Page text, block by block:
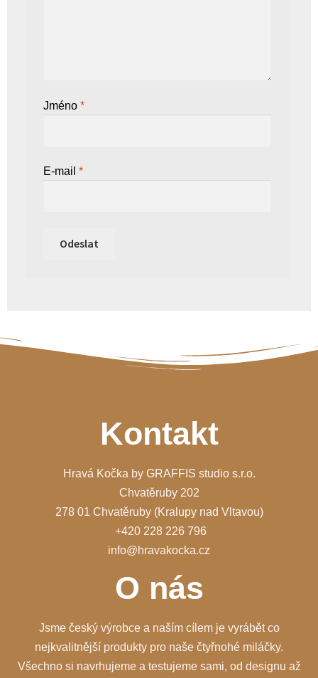
Jméno *
E-mail *
Kontakt
Hravá Kočka by GRAFFIS studio s.r.o.
Chvatěruby 202
278 01 Chvatěruby (Kralupy nad Vltavou)
+420 228 226 796
info@hravakocka.cz
O nás
Jsme český výrobce a naším cílem je vyrábět co
nejkvalitnější produkty pro naše čtyřnohé miláčky.
Všechno si navrhujeme a testujeme sami, od designu až